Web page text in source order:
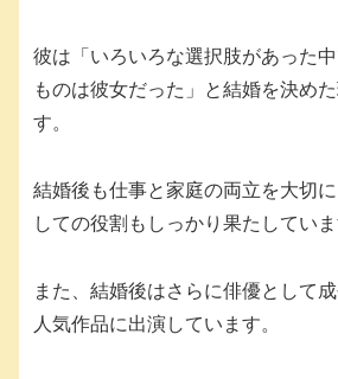
彼は「いろいろな選択肢があった
ものは彼女だった」と結婚を決め
す。
結婚後も仕事と家庭の両立を大切
しての役割もしっかり果たしていま
また、結婚後はさらに俳優として
人気作品に出演しています。